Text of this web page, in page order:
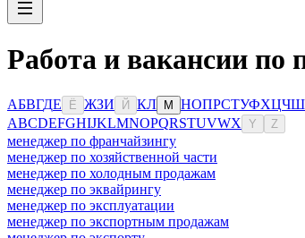
Работа и вакансии по
АБВГДЕ Ё ЖЗИ Й КЛ М НОПРСТУФХЦЧШ
ABCDEFGHIJKLMNOPQRSTUVWX Y Z
менеджер по франчайзингу
менеджер по хозяйственной части
менеджер по холодным продажам
менеджер по эквайрингу
менеджер по эксплуатации
менеджер по экспортным продажам